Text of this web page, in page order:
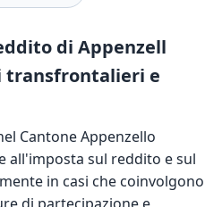
di Appenzell
transfrontalieri e
Cantone Appenzello
all'imposta sul reddito e sul
in casi che coinvolgono